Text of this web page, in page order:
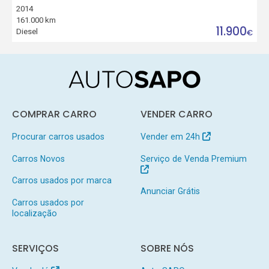
2014
161.000 km
Diesel
11.900€
COMPRAR CARRO
Procurar carros usados
Carros Novos
Carros usados por marca
Carros usados por
localização
VENDER CARRO
Vender em 24h
Serviço de Venda Premium
Anunciar Grátis
SERVIÇOS SOBRE NÓS